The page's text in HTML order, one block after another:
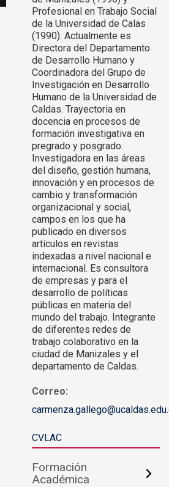
Profesional en Trabajo Social
de la Universidad de Calas
(1990). Actualmente es
Directora del Departamento
de Desarrollo Humano y
Coordinadora del Grupo de
Investigación en Desarrollo
Humano de la Universidad de
Caldas. Trayectoria en
docencia en procesos de
formación investigativa en
pregrado y posgrado.
Investigadora en las áreas
del diseño, gestión humana,
innovación y en procesos de
cambio y transformación
organizacional y social,
campos en los que ha
publicado en diversos
artículos en revistas
indexadas a nivel nacional e
internacional. Es consultora
de empresas y para el
desarrollo de políticas
públicas en materia del
mundo del trabajo. Integrante
de diferentes redes de
trabajo colaborativo en la
ciudad de Manizales y el
departamento de Caldas.
Correo:
CVLAC
Formación
Académica